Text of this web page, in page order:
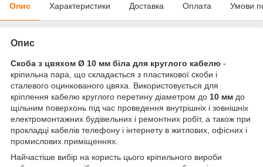
Опис Характеристики Доставка Оплата Умови
Опис
Скоба з цвяхом Ø 10 мм біла для круглого кабелю -
кріпильна пара, що складається з пластикової скоби і
сталевого оцинкованого цвяха. Використовується для
кріплення кабелю круглого перетину діаметром до 10 мм до
щільним поверхонь під час проведення внутрішніх і зовнішніх
електромонтажних будівельних і ремонтних робіт, а також при
прокладці кабелів телефону і інтернету в житлових, офісних і
промислових приміщеннях.
Найчастіше вибір на користь цього кріпильного вироби